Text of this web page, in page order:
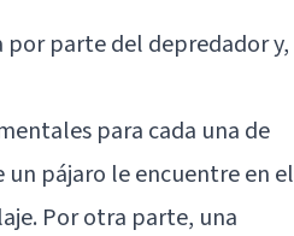
por parte del depredador y,
para cada una de
un pájaro le encuentre en el
Por otra parte, una